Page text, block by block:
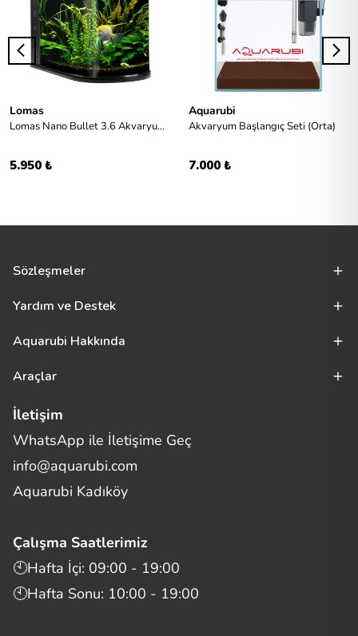
Lomas
Lomas Nano Bullet 3.6 Akvaryum Seti 12L
5.950 ₺
Aquarubi
Akvaryum Başlangıç Seti (Orta)
7.000 ₺
Sözleşmeler
Yardım ve Destek
Aquarubi Hakkında
Araçlar
İletişim
WhatsApp ile İletişime Geç
info@aquarubi.com
Aquarubi Kadıköy
Çalışma Saatlerimiz
🕙Hafta İçi: 09:00 - 19:00
🕙Hafta Sonu: 10:00 - 19:00
Merhaba! Size nasıl yardımcı
olabilirim?
Bilgi
Müşteri Destek